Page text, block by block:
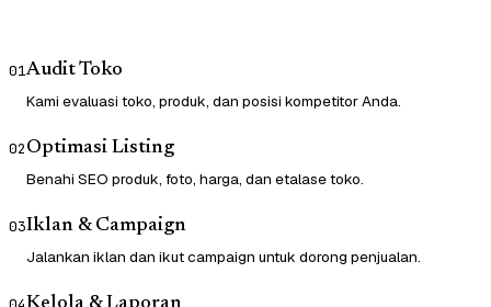
01Audit Toko
Kami evaluasi toko, produk, dan posisi kompetitor Anda.
02Optimasi Listing
Benahi SEO produk, foto, harga, dan etalase toko.
03Iklan & Campaign
Jalankan iklan dan ikut campaign untuk dorong penjualan.